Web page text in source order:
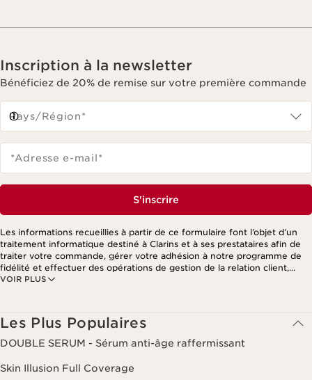
Inscription à la newsletter
Bénéficiez de 20% de remise sur votre première commande
Pays/Région*
*Adresse e-mail*
S'inscrire
VOIR PLUS
Les informations recueillies à partir de ce formulaire font l’objet d’un
traitement informatique destiné à Clarins et à ses prestataires afin de
traiter votre commande, gérer votre adhésion à notre programme de
fidélité et effectuer des opérations de gestion de la relation client,
notamment pour vous adresser des offres personnalisées en fonction
Les Plus Populaires
DOUBLE SERUM - Sérum anti-âge raffermissant
Skin Illusion Full Coverage